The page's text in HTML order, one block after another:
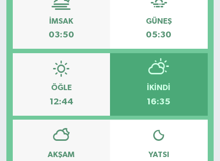
İMSAK
03:50
GÜNEŞ
05:30
ÖĞLE
12:44
İKINDI
16:35
AKŞAM YATSI